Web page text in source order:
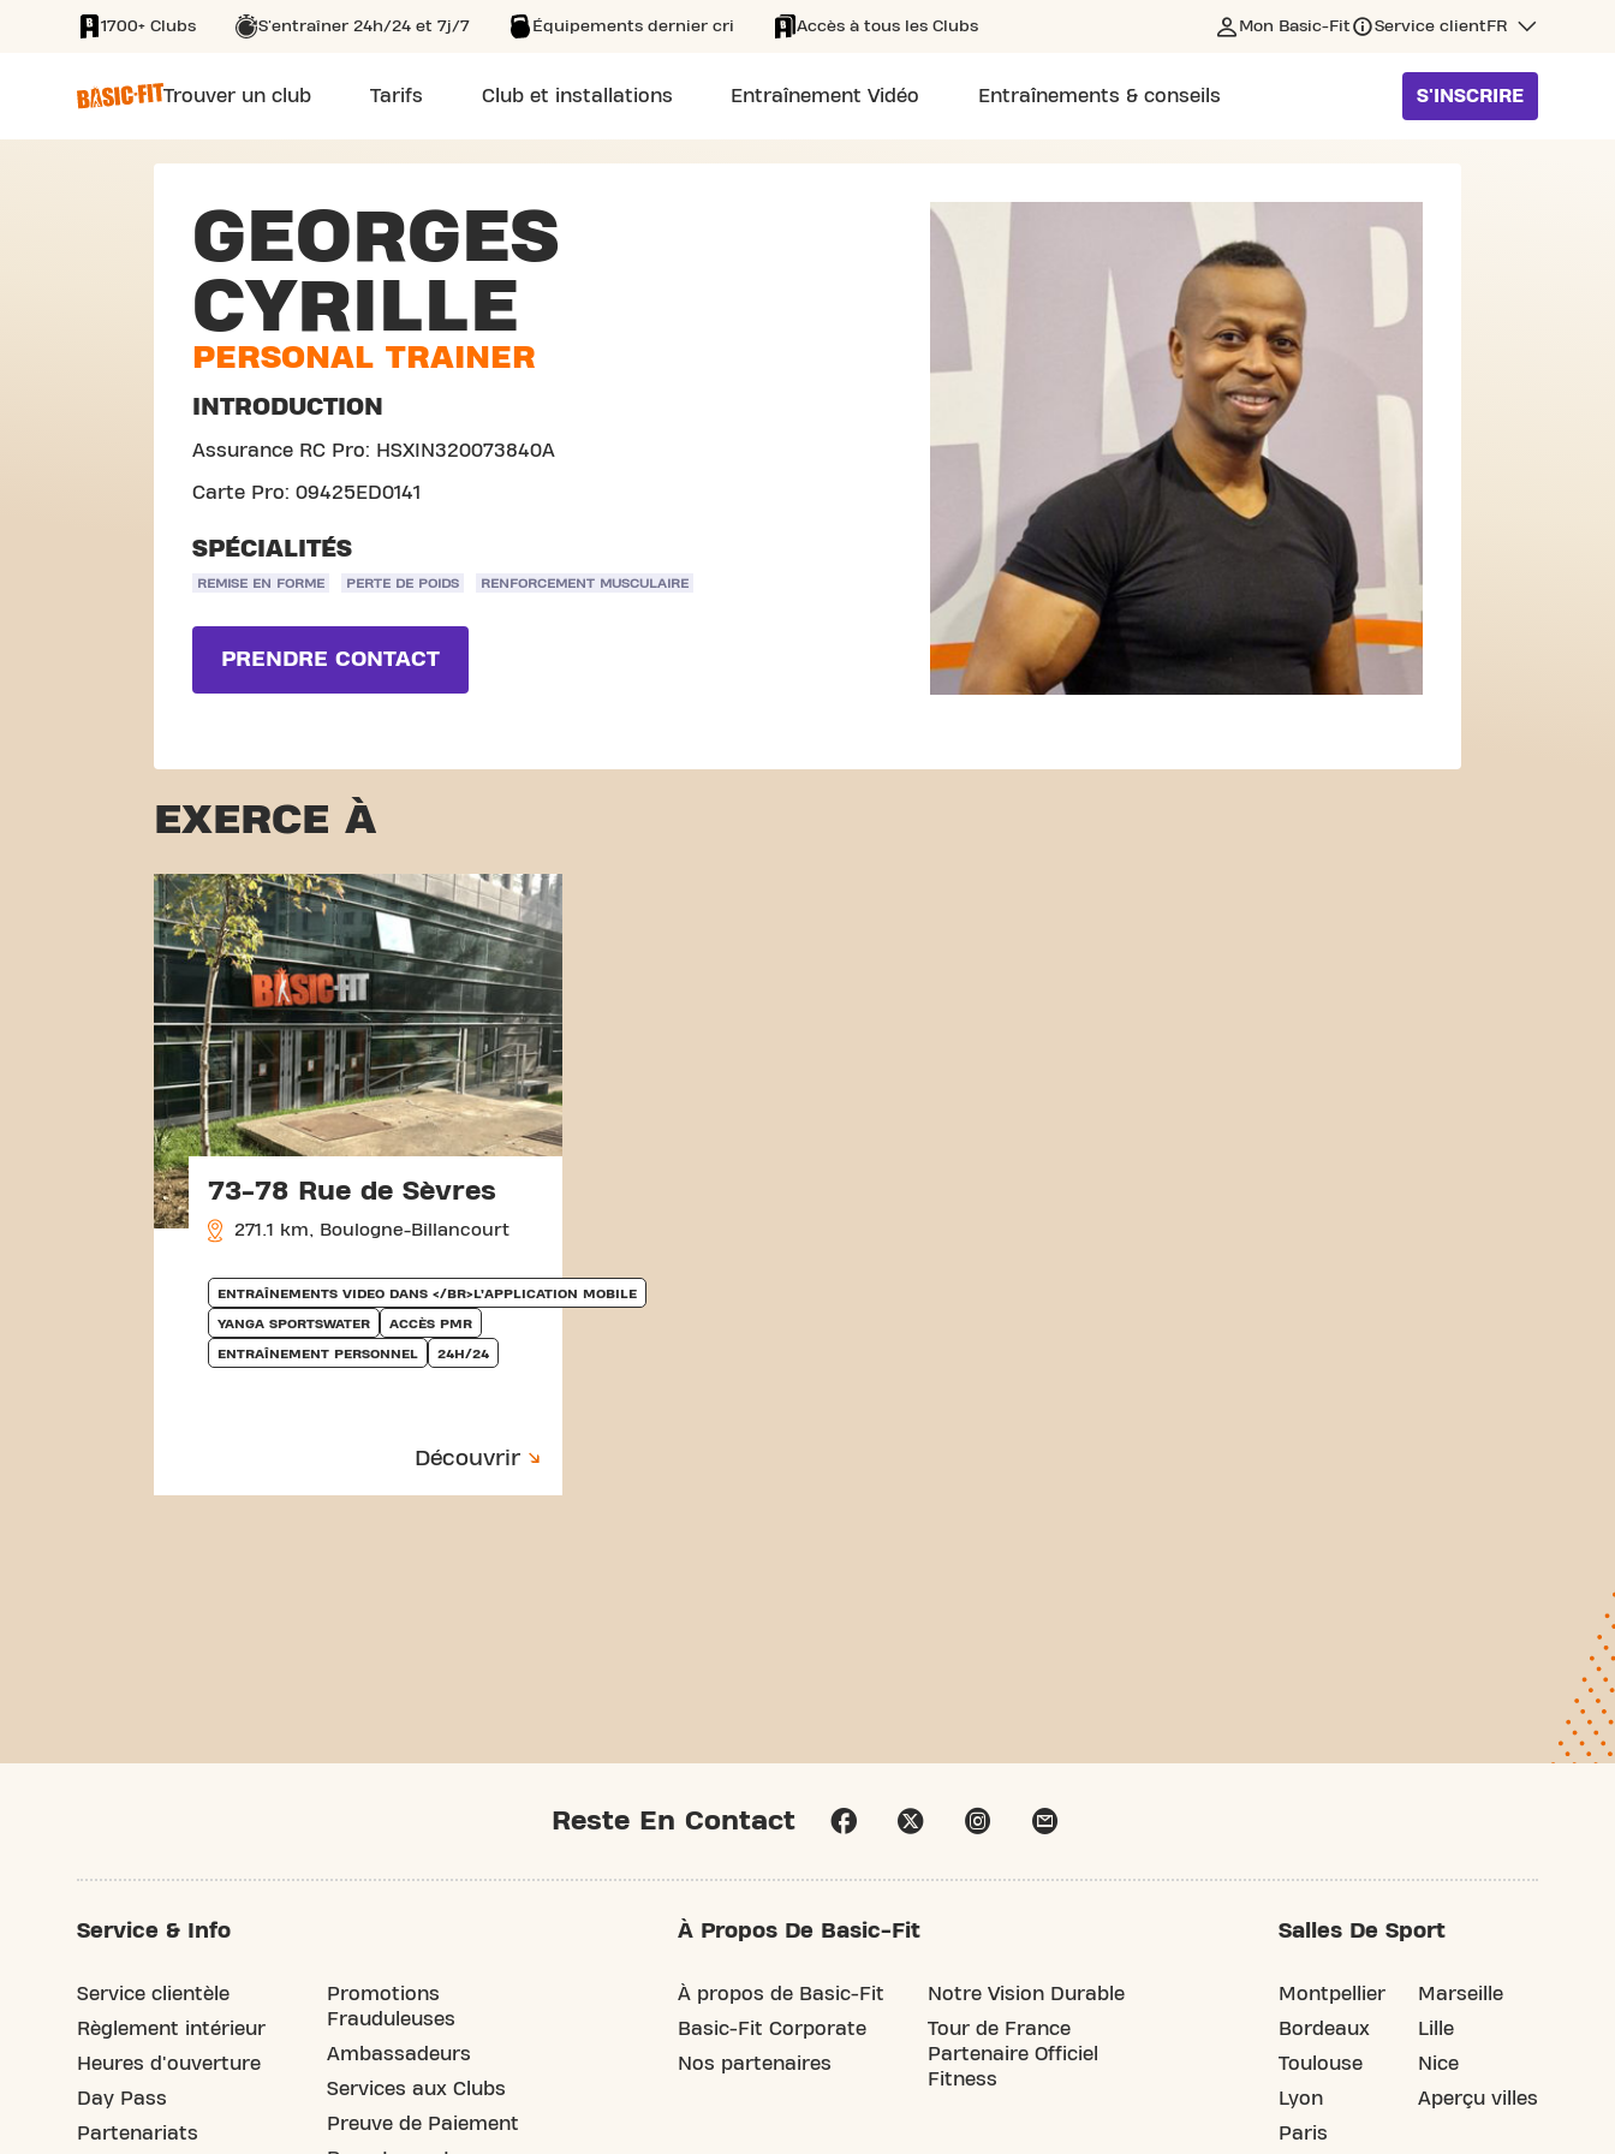
SKIP TO MAIN CONTENT
1700+ Clubs S'entraîner 24h/24 et 7j/7 Équipements dernier cri Accès à tous les Clubs Mon Basic-Fit Service client FR
Trouver un club Tarifs Club et installations Entraînement Vidéo Entraînements & conseils S'INSCRIRE
GEORGES
CYRILLE
PERSONAL TRAINER
INTRODUCTION
Assurance RC Pro: HSXIN320073840A
Carte Pro: 09425ED0141
SPÉCIALITÉS
REMISE EN FORME PERTE DE POIDS RENFORCEMENT MUSCULAIRE
PRENDRE CONTACT
EXERCE À
73-78 Rue de Sèvres
271.1 km, Boulogne-Billancourt
ENTRAÎNEMENTS VIDEO DANS </BR>L’APPLICATION MOBILE
YANGA SPORTSWATER ACCÈS PMR
ENTRAÎNEMENT PERSONNEL 24H/24
Découvrir
Reste En Contact
Service & Info
Service clientèle
Règlement intérieur
Heures d'ouverture
Day Pass
Partenariats
Promotions
Frauduleuses
Ambassadeurs
Services aux Clubs
Preuve de Paiement
À Propos De Basic-Fit
À propos de Basic-Fit
Basic-Fit Corporate
Nos partenaires
Notre Vision Durable
Tour de France
Partenaire Officiel
Fitness
Salles De Sport
Montpellier
Bordeaux
Toulouse
Lyon
Paris
Marseille
Lille
Nice
Aperçu villes